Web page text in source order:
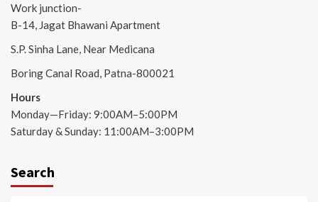
Work junction-
B-14, Jagat Bhawani Apartment
S.P. Sinha Lane, Near Medicana
Boring Canal Road, Patna-800021
Hours
Monday—Friday: 9:00AM–5:00PM
Saturday & Sunday: 11:00AM–3:00PM
Search